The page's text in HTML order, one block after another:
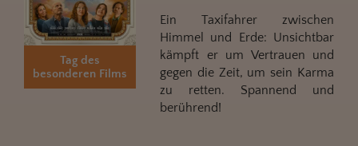
Tag des
besonderen Films
Ein Taxifahrer zwischen
Himmel und Erde: Unsichtbar
kämpft er um Vertrauen und
gegen die Zeit, um sein Karma
zu retten. Spannend und
berührend!